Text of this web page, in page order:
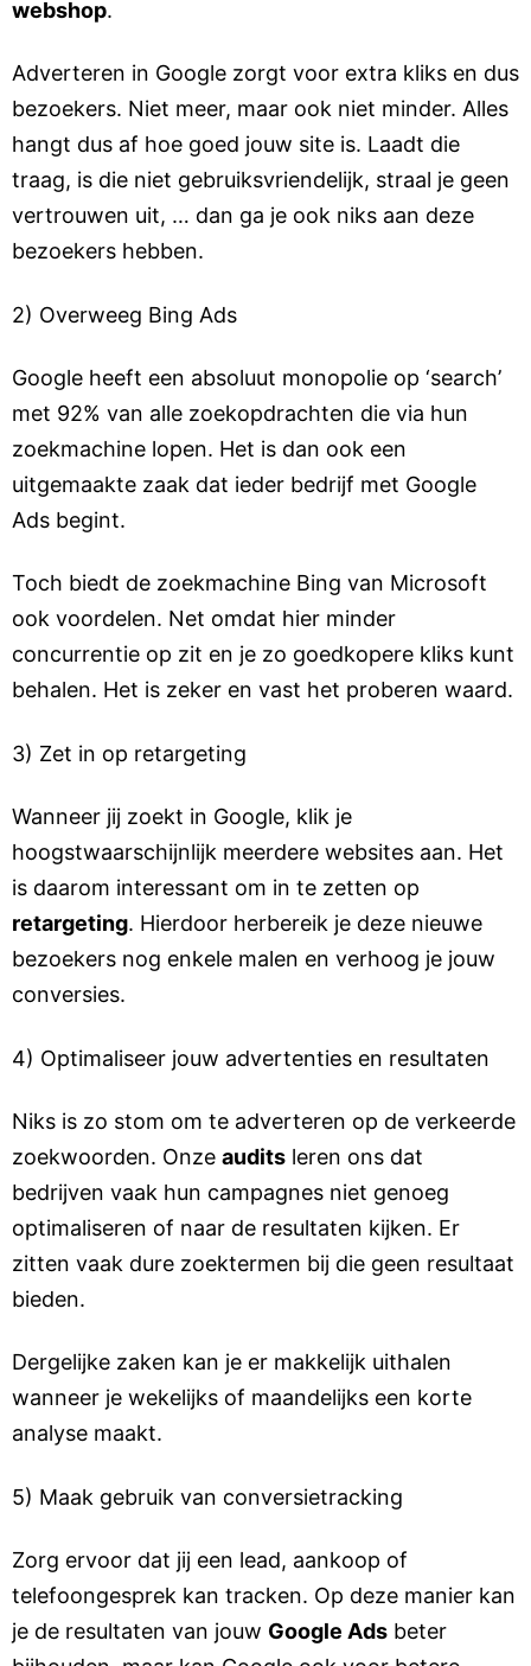
webshop.
Adverteren in Google zorgt voor extra kliks en dus
bezoekers. Niet meer, maar ook niet minder. Alles
hangt dus af hoe goed jouw site is. Laadt die
traag, is die niet gebruiksvriendelijk, straal je geen
vertrouwen uit, … dan ga je ook niks aan deze
bezoekers hebben.
2) Overweeg Bing Ads
Google heeft een absoluut monopolie op ‘search’
met 92% van alle zoekopdrachten die via hun
zoekmachine lopen. Het is dan ook een
uitgemaakte zaak dat ieder bedrijf met Google
Ads begint.
Toch biedt de zoekmachine Bing van Microsoft
ook voordelen. Net omdat hier minder
concurrentie op zit en je zo goedkopere kliks kunt
behalen. Het is zeker en vast het proberen waard.
3) Zet in op retargeting
Wanneer jij zoekt in Google, klik je
hoogstwaarschijnlijk meerdere websites aan. Het
is daarom interessant om in te zetten op
retargeting. Hierdoor herbereik je deze nieuwe
bezoekers nog enkele malen en verhoog je jouw
conversies.
4) Optimaliseer jouw advertenties en resultaten
Niks is zo stom om te adverteren op de verkeerde
zoekwoorden. Onze audits leren ons dat
bedrijven vaak hun campagnes niet genoeg
optimaliseren of naar de resultaten kijken. Er
zitten vaak dure zoektermen bij die geen resultaat
bieden.
Dergelijke zaken kan je er makkelijk uithalen
wanneer je wekelijks of maandelijks een korte
analyse maakt.
5) Maak gebruik van conversietracking
Zorg ervoor dat jij een lead, aankoop of
telefoongesprek kan tracken. Op deze manier kan
je de resultaten van jouw Google Ads beter